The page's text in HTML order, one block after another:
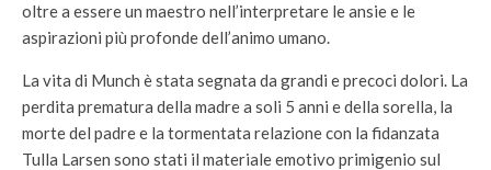
oltre a essere un maestro nell’interpretare le ansie e le
aspirazioni più profonde dell’animo umano.
La vita di Munch è stata segnata da grandi e precoci dolori. La
perdita prematura della madre a soli 5 anni e della sorella, la
morte del padre e la tormentata relazione con la fidanzata
Tulla Larsen sono stati il materiale emotivo primigenio sul